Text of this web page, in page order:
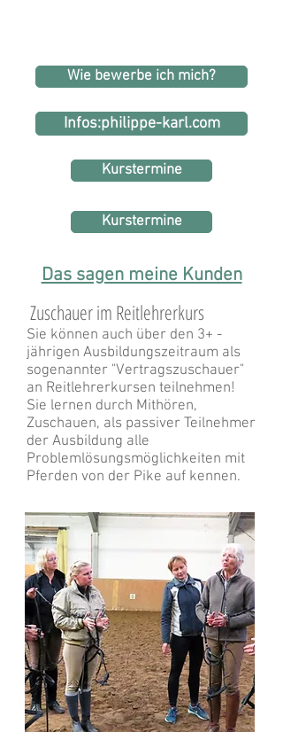
Wie bewerbe ich mich?
Infos:philippe-karl.com
Kurstermine
Kurstermine
Das sagen meine Kunden
Zuschauer im Reitlehrerkurs
Sie können auch über den 3+ -
jährigen Ausbildungszeitraum als
sogenannter "Vertragszuschauer"
an Reitlehrerkursen teilnehmen!
Sie lernen durch Mithören,
Zuschauen, als passiver Teilnehmer
der Ausbildung alle
Problemlösungsmöglichkeiten mit
Pferden von der Pike auf kennen.